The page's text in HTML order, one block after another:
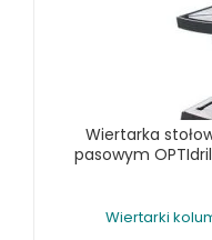
URZĄDZENIA
WALCARKI DO BLACHY
WIERTARKI KOLUMNOWE,
WIERTARKI MAGNETYCZNE
WYKRAWARKI DO
Wiertarka
pasowym
Wiertarki